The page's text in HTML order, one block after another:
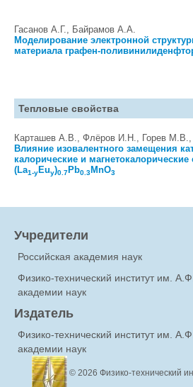
Гасанов А.Г., Байрамов А.А.
Моделирование электронной
материала графен-
Тепловые свойства
Карташев А.В., Флёров И.Н., Горев
Влияние изовалентного замещения
калорические и магнетокалорические
(La1-yEuy)0.7Pb0.3MnO3
Учредители
Российская академия наук
Физико-технический институт им.
академии наук
Издатель
Физико-технический институт им.
академии наук
© 2026 Физико-технический